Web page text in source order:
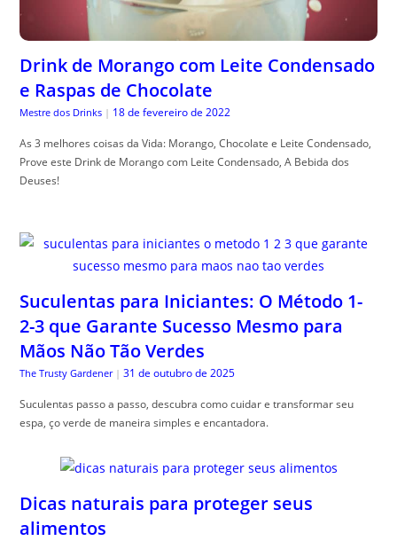
Drink de Morango com Leite Condensado
e Raspas de Chocolate
Mestre dos Drinks | 18 de fevereiro de 2022
As 3 melhores coisas da Vida: Morango, Chocolate e Leite Condensado,
Prove este Drink de Morango com Leite Condensado, A Bebida dos
Deuses!
Suculentas para Iniciantes: O Método 1-
2-3 que Garante Sucesso Mesmo para
Mãos Não Tão Verdes
The Trusty Gardener | 31 de outubro de 2025
Suculentas passo a passo, descubra como cuidar e transformar seu
espa, ço verde de maneira simples e encantadora.
Dicas naturais para proteger seus
alimentos